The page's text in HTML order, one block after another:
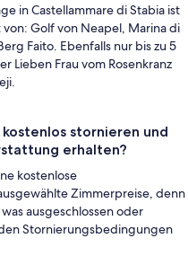
in Castellammare di Stabia ist
Golf von Neapel, Marina di
Faito. Ebenfalls nur bis zu 5
Lieben Frau vom Rosenkranz
stornieren und
erhalten?
kostenlose
Zimmerpreise, denn
ausgeschlossen oder
Stornierungsbedingungen